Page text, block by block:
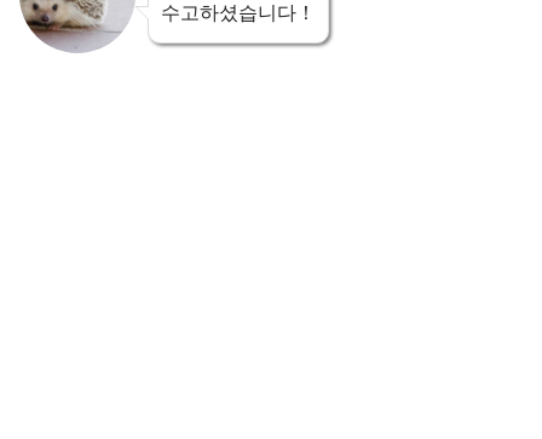
수고하셨습니다！